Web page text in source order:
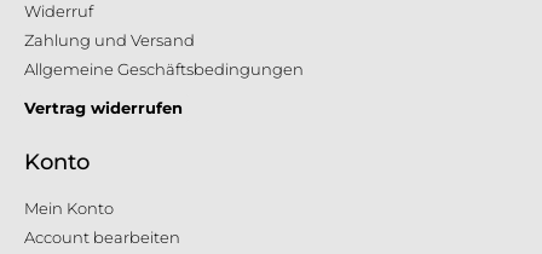
Widerruf
Zahlung und Versand
Allgemeine Geschäftsbedingungen
Vertrag widerrufen
Konto
Mein Konto
Account bearbeiten